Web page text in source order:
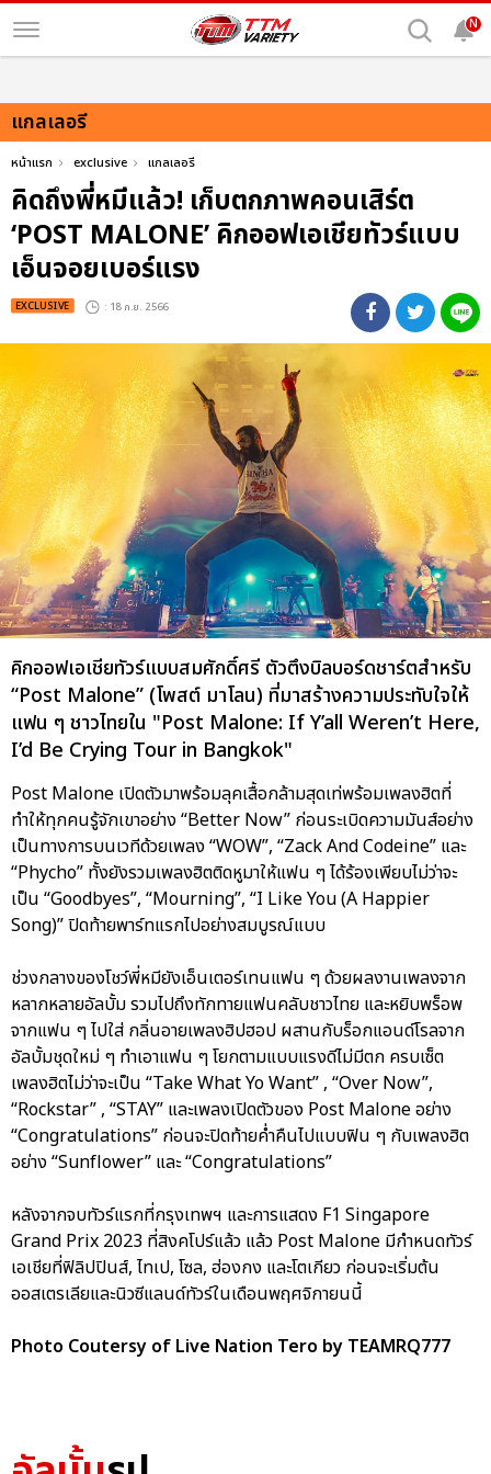
N
แกลเลอรี
หน้าแรก exclusive แกลเลอรี
คิดถึงพี่หมีแล้ว! เก็บตกภาพคอนเสิร์ต
‘POST MALONE’ คิกออฟเอเชียทัวร์แบบ
เอ็นจอยเบอร์แรง
EXCLUSIVE : 18 ก.ย. 2566
คิกออฟเอเชียทัวร์แบบสมศักดิ์ศรี ตัวตึงบิลบอร์ดชาร์ตสำหรับ
“Post Malone” (โพสต์ มาโลน) ที่มาสร้างความประทับใจให้
แฟน ๆ ชาวไทยใน "Post Malone: If Y’all Weren’t Here,
I’d Be Crying Tour in Bangkok"
Post Malone เปิดตัวมาพร้อมลุคเสื้อกล้ามสุดเท่พร้อมเพลงฮิตที่
ทำให้ทุกคนรู้จักเขาอย่าง “Better Now” ก่อนระเบิดความมันส์อย่าง
เป็นทางการบนเวทีด้วยเพลง “WOW”, “Zack And Codeine” และ
“Phycho” ทั้งยังรวมเพลงฮิตติดหูมาให้แฟน ๆ ได้ร้องเพียบไม่ว่าจะ
เป็น “Goodbyes”, “Mourning”, “I Like You (A Happier
Song)” ปิดท้ายพาร์ทแรกไปอย่างสมบูรณ์แบบ
ช่วงกลางของโชว์พี่หมียังเอ็นเตอร์เทนแฟน ๆ ด้วยผลงานเพลงจาก
หลากหลายอัลบั้ม รวมไปถึงทักทายแฟนคลับชาวไทย และหยิบพร็อพ
จากแฟน ๆ ไปใส่ กลิ่นอายเพลงฮิปฮอป ผสานกับร็อกแอนด์โรลจาก
อัลบั้มชุดใหม่ ๆ ทำเอาแฟน ๆ โยกตามแบบแรงดีไม่มีตก ครบเซ็ต
เพลงฮิตไม่ว่าจะเป็น “Take What Yo Want” , “Over Now”,
“Rockstar” , “STAY” และเพลงเปิดตัวของ Post Malone อย่าง
“Congratulations” ก่อนจะปิดท้ายค่ำคืนไปแบบฟิน ๆ กับเพลงฮิต
อย่าง “Sunflower” และ “Congratulations”
หลังจากจบทัวร์แรกที่กรุงเทพฯ และการแสดง F1 Singapore
Grand Prix 2023 ที่สิงคโปร์แล้ว แล้ว Post Malone มีกำหนดทัวร์
เอเชียที่ฟิลิปปินส์, ไทเป, โซล, ฮ่องกง และโตเกียว ก่อนจะเริ่มต้น
ออสเตรเลียและนิวซีแลนด์ทัวร์ในเดือนพฤศจิกายนนี้
Photo Coutersy of Live Nation Tero by TEAMRQ777